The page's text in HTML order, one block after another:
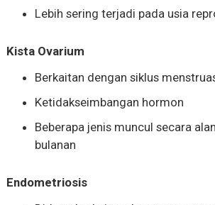
Lebih sering terjadi pada usia
Kista Ovarium
Berkaitan dengan siklus
Ketidakseimbangan hormon
Beberapa jenis muncul secara
bulanan
Endometriosis